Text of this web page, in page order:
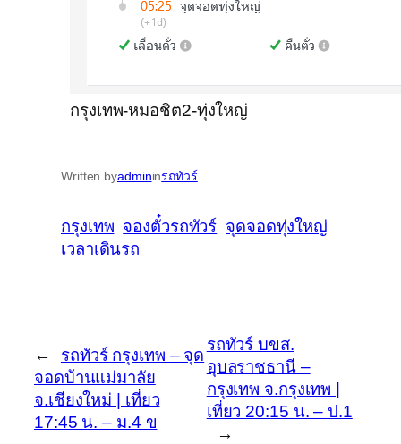
กรุงเทพ-หมอชิต2-ทุ่งใหญ่
Written byadmininรถทัวร์
กรุงเทพ จองตั๋วรถทัวร์ จุดจอดทุ่งใหญ่
เวลาเดินรถ
←
รถทัวร์ กรุงเทพ – จุด
จอดบ้านแม่มาลัย
จ.เชียงใหม่ | เที่ยว
17:45 น. – ม.4 ข
รถทัวร์ บขส.
อุบลราชธานี –
กรุงเทพ จ.กรุงเทพ |
เที่ยว 20:15 น. – ป.1
→